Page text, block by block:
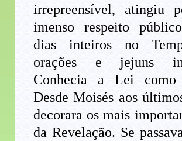
irrepreensível, atingiu
imenso respeito
dias inteiros no
orações e jejuns
Conhecia a Lei como
Desde Moisés aos
decorara os mais
da Revelação. Se